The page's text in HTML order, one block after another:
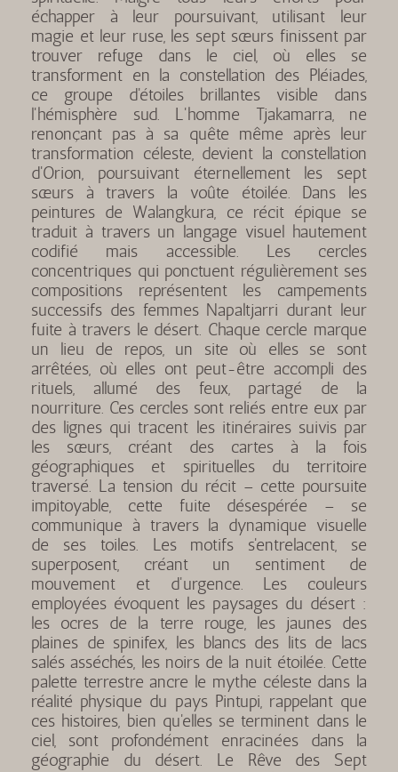
échapper à leur poursuivant, utilisant leur
magie et leur ruse, les sept sœurs finissent par
trouver refuge dans le ciel, où elles se
transforment en la constellation des Pléiades,
ce groupe d'étoiles brillantes visible dans
l'hémisphère sud. L'homme Tjakamarra, ne
renonçant pas à sa quête même après leur
transformation céleste, devient la constellation
d'Orion, poursuivant éternellement les sept
sœurs à travers la voûte étoilée. Dans les
peintures de Walangkura, ce récit épique se
traduit à travers un langage visuel hautement
codifié mais accessible. Les cercles
concentriques qui ponctuent régulièrement ses
compositions représentent les campements
successifs des femmes Napaltjarri durant leur
fuite à travers le désert. Chaque cercle marque
un lieu de repos, un site où elles se sont
arrêtées, où elles ont peut-être accompli des
rituels, allumé des feux, partagé de la
nourriture. Ces cercles sont reliés entre eux par
des lignes qui tracent les itinéraires suivis par
les sœurs, créant des cartes à la fois
géographiques et spirituelles du territoire
traversé. La tension du récit – cette poursuite
impitoyable, cette fuite désespérée – se
communique à travers la dynamique visuelle
de ses toiles. Les motifs s'entrelacent, se
superposent, créant un sentiment de
mouvement et d'urgence. Les couleurs
employées évoquent les paysages du désert :
les ocres de la terre rouge, les jaunes des
plaines de spinifex, les blancs des lits de lacs
salés asséchés, les noirs de la nuit étoilée. Cette
palette terrestre ancre le mythe céleste dans la
réalité physique du pays Pintupi, rappelant que
ces histoires, bien qu'elles se terminent dans le
ciel, sont profondément enracinées dans la
géographie du désert. Le Rêve des Sept